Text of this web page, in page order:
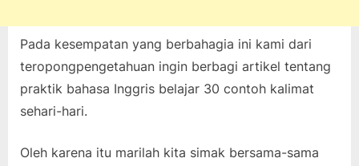
Pada kesempatan yang berbahagia ini kami dari
teropongpengetahuan ingin berbagi artikel tentang
praktik bahasa Inggris belajar 30 contoh kalimat
sehari-hari.
Oleh karena itu marilah kita simak bersama-sama